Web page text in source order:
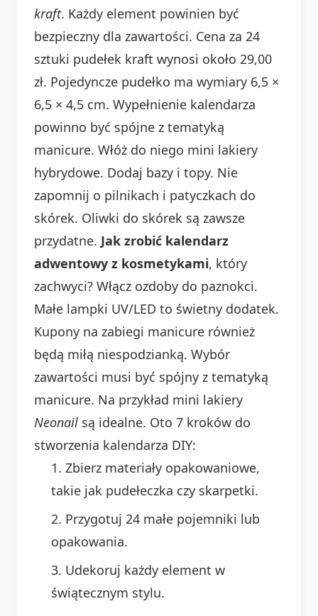
kraft. Każdy element powinien być
bezpieczny dla zawartości. Cena za 24
sztuki pudełek kraft wynosi około 29,00
zł. Pojedyncze pudełko ma wymiary 6,5 ×
6,5 × 4,5 cm. Wypełnienie kalendarza
powinno być spójne z tematyką
manicure. Włóż do niego mini lakiery
hybrydowe. Dodaj bazy i topy. Nie
zapomnij o pilnikach i patyczkach do
skórek. Oliwki do skórek są zawsze
przydatne. Jak zrobić kalendarz
adwentowy z kosmetykami, który
zachwyci? Włącz ozdoby do paznokci.
Małe lampki UV/LED to świetny dodatek.
Kupony na zabiegi manicure również
będą miłą niespodzianką. Wybór
zawartości musi być spójny z tematyką
manicure. Na przykład mini lakiery
Neonail są idealne. Oto 7 kroków do
stworzenia kalendarza DIY:
Zbierz materiały opakowaniowe,
takie jak pudełeczka czy skarpetki.
Przygotuj 24 małe pojemniki lub
opakowania.
Udekoruj każdy element w
świątecznym stylu.